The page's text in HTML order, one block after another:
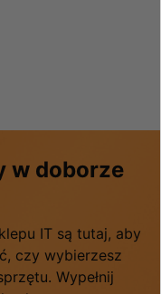
w doborze
IT są tutaj, aby
czy wybierzesz
Wypełnij